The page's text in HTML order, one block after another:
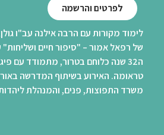
לפרטים והרשמה
לימוד מקורות עם הרבה אילנה עב"ו
של רפאל אמור – "סיפור חיים
ה32 שנה כלוחם בטרור, מתמודד עם
טראומה. האירוע בשיתוף המדרשה
משרד התפוצות, פנים, והמנהלת